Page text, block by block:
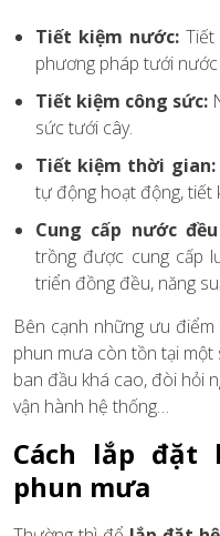
Tiết kiệm nước:
phương pháp tưới
Tiết kiệm công sức:
sức tưới cây.
Tiết kiệm thời gian:
tự động hoạt động, tiết
Cung cấp nước
trồng được cung cấp
triển đồng đều, năng
Bên cạnh những ưu
phun mưa còn tồn tại
ban đầu khá cao, đòi hỏi
vận hành hệ thống…
Cách lắp đặt
phun mưa